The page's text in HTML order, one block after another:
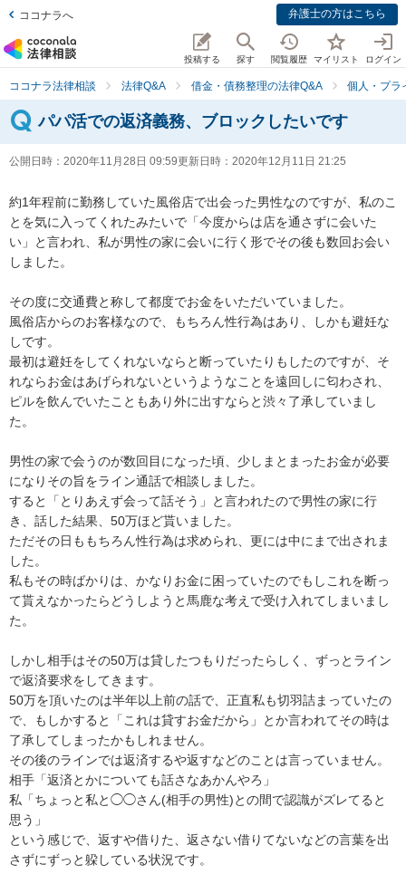
ココナラへ 弁護士の方はこちら
投稿する 探す 閲覧履歴 マイリスト ログイン
ココナラ法律相談 法律Q&A 借金・債務整理の法律Q&A 個人・プラ
パパ活での返済義務、ブロックしたいです
公開日時： 2020年11月28日 09:59更新日時： 2020年12月11日 21:25
約1年程前に勤務していた風俗店で出会った男性なのですが、私のこ
とを気に入ってくれたみたいで「今度からは店を通さずに会いた
い」と言われ、私が男性の家に会いに行く形でその後も数回お会い
しました。
その度に交通費と称して都度でお金をいただいていました。
風俗店からのお客様なので、もちろん性行為はあり、しかも避妊な
しです。
最初は避妊をしてくれないならと断っていたりもしたのですが、そ
れならお金はあげられないというようなことを遠回しに匂わされ、
ピルを飲んでいたこともあり外に出すならと渋々了承していまし
た。
男性の家で会うのが数回目になった頃、少しまとまったお金が必要
になりその旨をライン通話で相談しました。
すると「とりあえず会って話そう」と言われたので男性の家に行
き、話した結果、50万ほど貰いました。
ただその日ももちろん性行為は求められ、更には中にまで出されま
した。
私もその時ばかりは、かなりお金に困っていたのでもしこれを断っ
て貰えなかったらどうしようと馬鹿な考えで受け入れてしまいまし
た。
しかし相手はその50万は貸したつもりだったらしく、ずっとライン
で返済要求をしてきます。
50万を頂いたのは半年以上前の話で、正直私も切羽詰まっていたの
で、もしかすると「これは貸すお金だから」とか言われてその時は
了承してしまったかもしれません。
その後のラインでは返済するや返すなどのことは言っていません。
相手「返済とかについても話さなあかんやろ」
私「ちょっと私と◯◯さん(相手の男性)との間で認識がズレてると
思う」
という感じで、返すや借りた、返さない借りてないなどの言葉を出
さずにずっと躱している状況です。